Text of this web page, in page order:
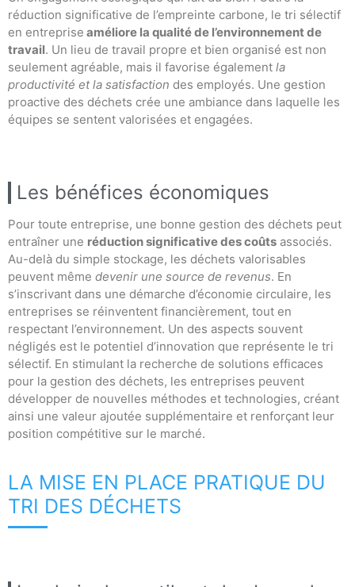
réduction significative de l’empreinte carbone, le tri sélectif
en entreprise améliore la qualité de l’environnement de
travail. Un lieu de travail propre et bien organisé est non
seulement agréable, mais il favorise également la
productivité et la satisfaction des employés. Une gestion
proactive des déchets crée une ambiance dans laquelle les
équipes se sentent valorisées et engagées.
Les bénéfices économiques
Pour toute entreprise, une bonne gestion des déchets peut
entraîner une réduction significative des coûts associés.
Au-delà du simple stockage, les déchets valorisables
peuvent même devenir une source de revenus. En
s’inscrivant dans une démarche d’économie circulaire, les
entreprises se réinventent financièrement, tout en
respectant l’environnement. Un des aspects souvent
négligés est le potentiel d’innovation que représente le tri
sélectif. En stimulant la recherche de solutions efficaces
pour la gestion des déchets, les entreprises peuvent
développer de nouvelles méthodes et technologies, créant
ainsi une valeur ajoutée supplémentaire et renforçant leur
position compétitive sur le marché.
LA MISE EN PLACE PRATIQUE DU
TRI DES DÉCHETS